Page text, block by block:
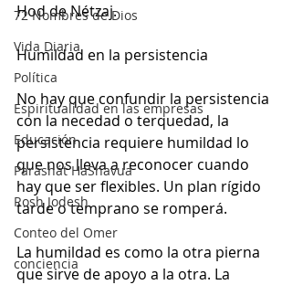
72 Nombres de Dios
Vida Diaria
Política
Espiritualidad en las empresas
Educación
Parashát HaShavua
Rosh Jodesh
Conteo del Omer
conciencia
Hod de Nétzaj.
Humildad en la persistencia
No hay que confundir la persistencia
con la necedad o terquedad, la
persistencia requiere humildad lo
que nos lleva a reconocer cuando
hay que ser flexibles. Un plan rígido
tarde o temprano se romperá.
La humildad es como la otra pierna
que sirve de apoyo a la otra. La